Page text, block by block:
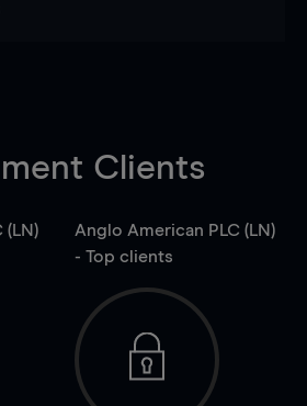
Clients
(LN)
Anglo American PLC (LN)
- Top clients